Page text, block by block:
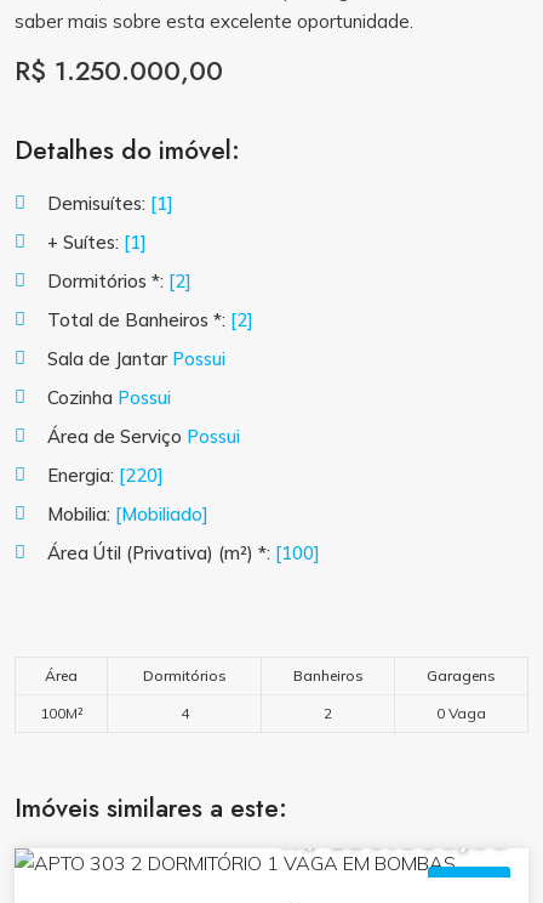
saber mais sobre esta excelente oportunidade.
R$ 1.250.000,00
Detalhes do imóvel:
Demisuítes: [1]
+ Suítes: [1]
Dormitórios *: [2]
Total de Banheiros *: [2]
Sala de Jantar Possui
Cozinha Possui
Área de Serviço Possui
Energia: [220]
Mobilia: [Mobiliado]
Área Útil (Privativa) (m²) *: [100]
Área Dormitórios Banheiros Garagens
100M² 4 2 0 Vaga
Imóveis similares a este:
VENDA